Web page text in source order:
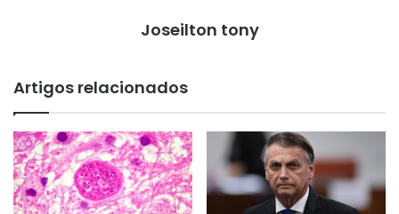
Joseilton tony
Artigos relacionados